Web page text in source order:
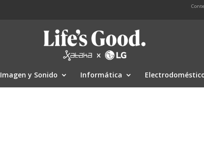
Imagen y Sonido Informática